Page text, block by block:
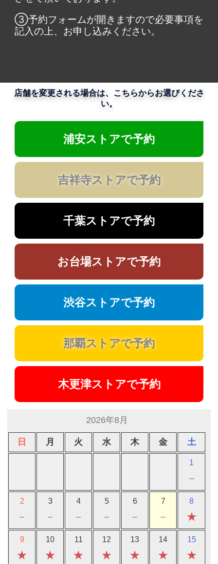
③予約フォームが開きますので必要事項を
記入の上、お申し込みください。
店舗を変更される場合は、こちらからお選びくださ
い。
浦安ストアで予約
吉祥寺ストアで予約
千葉ストアで予約
お台場ストアで予約
渋谷ストアで予約
那覇ストアで予約
木更津ストアで予約
2026年8月
日 月 火 水 木 金 土
1
－
2
－
3
－
4
－
5
－
6
－
7
－
8
★
9
★
10
★
11
★
12
★
13
★
14
★
15
★